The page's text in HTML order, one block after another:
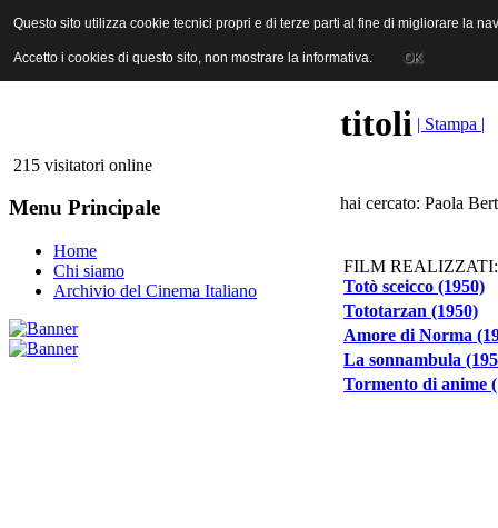
ANICA | Associazione Nazionale Industrie Cinematografiche
215 visitatori online
Menu Principale
Home
Chi siamo
Archivio del Cinema Italiano
titoli | Stampa |
hai cercato: Paola
FILM REALIZZATI:
Totò sceicco (1950)
Tototarzan (1950)
Amore di Norma
La sonnambula
Tormento di anime
Questo sito utilizza cookie tecnici propri e di terze parti al fine di migliorare la
Accetto i cookies di questo sito, non mostrare la informativa. OK
Questo sito utilizza cookie tecnici propri e di terze parti al fine di migliorare la
Accetto i cookies di questo sito, non mostrare la informativa. OK